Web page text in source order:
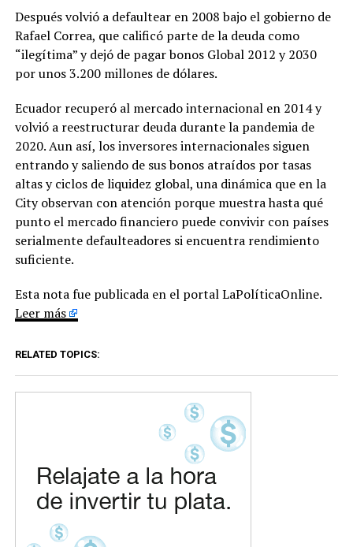
Después volvió a defaultear en 2008 bajo el gobierno de
Rafael Correa, que calificó parte de la deuda como
“ilegítima” y dejó de pagar bonos Global 2012 y 2030
por unos 3.200 millones de dólares.
Ecuador recuperó al mercado internacional en 2014 y
volvió a reestructurar deuda durante la pandemia de
2020. Aun así, los inversores internacionales siguen
entrando y saliendo de sus bonos atraídos por tasas
altas y ciclos de liquidez global, una dinámica que en la
City observan con atención porque muestra hasta qué
punto el mercado financiero puede convivir con países
serialmente defaulteadores si encuentra rendimiento
suficiente.
Esta nota fue publicada en el portal LaPolíticaOnline.
Leer más
RELATED TOPICS: